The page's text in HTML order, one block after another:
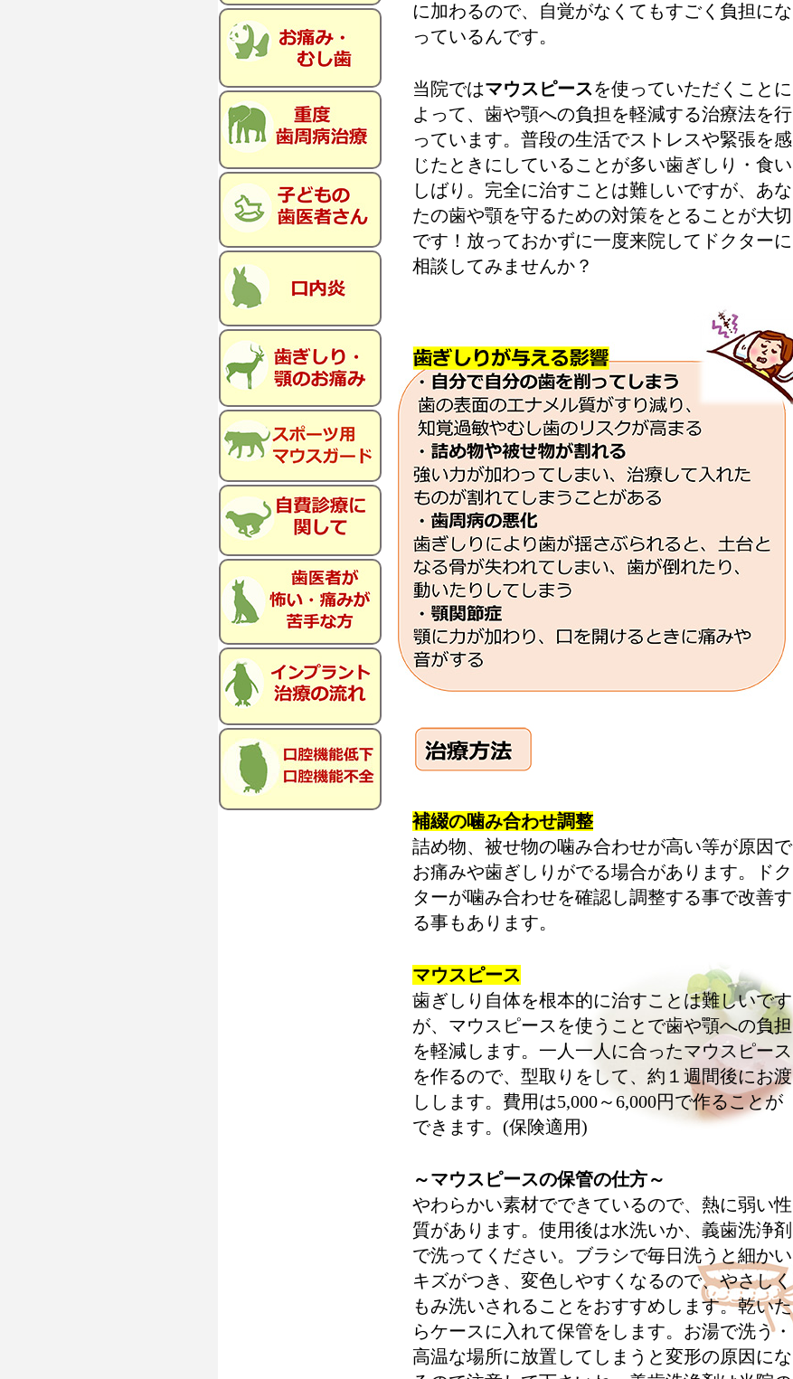
に加わるので、自覚がなくてもすごく負担にな
っているんです。
当院ではマウスピースを使っていただくことに
よって、歯や顎への負担を軽減する治療法を行
っています。普段の生活でストレスや緊張を感
じたときにしていることが多い歯ぎしり・食い
しばり。完全に治すことは難しいですが、あな
たの歯や顎を守るための対策をとることが大切
です！放っておかずに一度来院してドクターに
相談してみませんか？
補綴の噛み合わせ調整
詰め物、被せ物の噛み合わせが高い等が原因で
お痛みや歯ぎしりがでる場合があります。ドク
ターが噛み合わせを確認し調整する事で改善す
る事もあります。
マウスピース
歯ぎしり自体を根本的に治すことは難しいです
が、マウスピースを使うことで歯や顎への負担
を軽減します。一人一人に合ったマウスピース
を作るので、型取りをして、約１週間後にお渡
しします。費用は5,000～6,000円で作ることが
できます。(保険適用)
～マウスピースの保管の仕方～
やわらかい素材でできているので、熱に弱い性
質があります。使用後は水洗いか、義歯洗浄剤
で洗ってください。ブラシで毎日洗うと細かい
キズがつき、変色しやすくなるので、やさしく
もみ洗いされることをおすすめします。乾いた
らケースに入れて保管をします。お湯で洗う・
高温な場所に放置してしまうと変形の原因にな